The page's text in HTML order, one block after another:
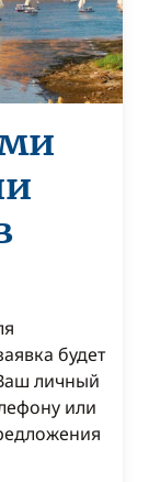
будет
личный
или